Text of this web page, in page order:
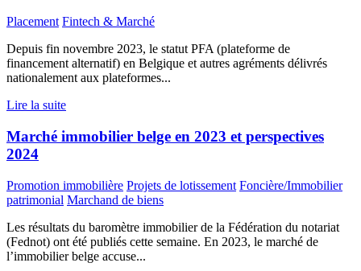
Placement Fintech & Marché
Depuis fin novembre 2023, le statut PFA (plateforme de
financement alternatif) en Belgique et autres agréments délivrés
nationalement aux plateformes...
Lire la suite
Marché immobilier belge en 2023 et perspectives
2024
Promotion immobilière Projets de lotissement Foncière/Immobilier
patrimonial Marchand de biens
Les résultats du baromètre immobilier de la Fédération du notariat
(Fednot) ont été publiés cette semaine. En 2023, le marché de
l’immobilier belge accuse...